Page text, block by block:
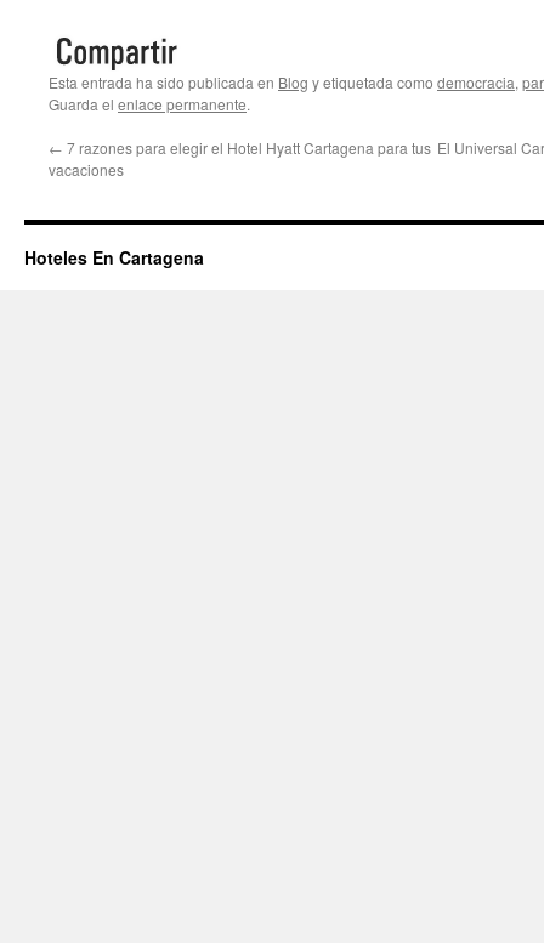
Esta entrada ha sido publicada en Blog y etiquetada como democracia,
Guarda el enlace permanente.
← 7 razones para elegir el Hotel Hyatt Cartagena para tus
vacaciones
El Universal
Hoteles En Cartagena